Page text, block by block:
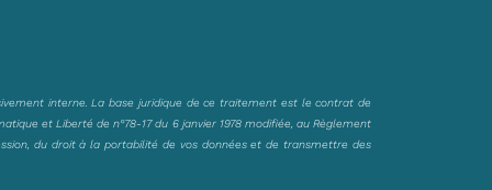
interne. La base juridique de ce traitement est le contrat de
et Liberté de n°78-17 du 6 janvier 1978 modifiée, au Règlement
du droit à la portabilité de vos données et de transmettre des